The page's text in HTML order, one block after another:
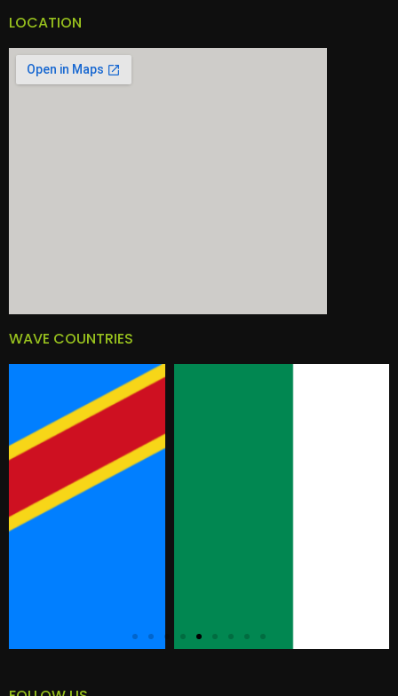
LOCATION
WAVE COUNTRIES